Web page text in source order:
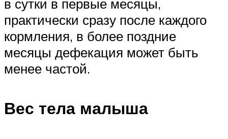
в сутки в первые месяцы,
практически сразу после каждого
кормления, в более поздние
месяцы дефекация может быть
менее частой.
Вес тела малыша